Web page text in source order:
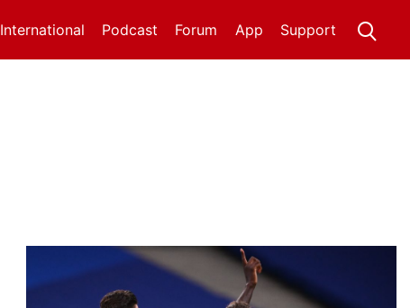
International Support
App
Forum
Podcast